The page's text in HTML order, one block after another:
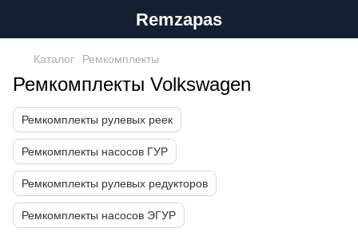
Remzapas
Каталог Ремкомплекты
Ремкомплекты Volkswagen
Ремкомплекты рулевых реек
Ремкомплекты насосов ГУР
Ремкомплекты рулевых редукторов
Ремкомплекты насосов ЭГУР